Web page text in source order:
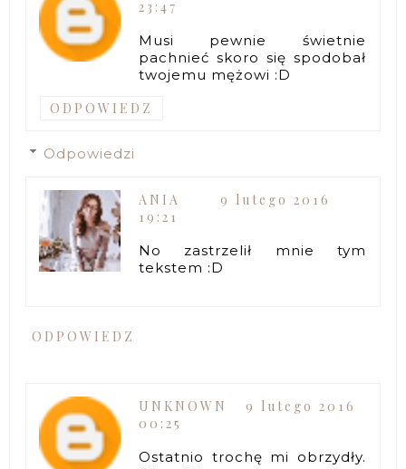
23:47
Musi pewnie świetnie
pachnieć skoro się spodobał
twojemu mężowi :D
ODPOWIEDZ
Odpowiedzi
ANIA
9 lutego 2016
19:21
No zastrzelił mnie tym
tekstem :D
ODPOWIEDZ
UNKNOWN
9 lutego 2016
00:25
Ostatnio trochę mi obrzydły.